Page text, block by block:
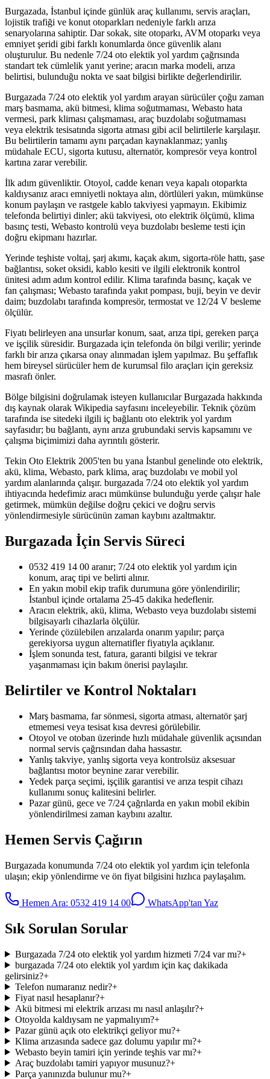
Burgazada, İstanbul içinde günlük araç kullanımı, servis araçları,
lojistik trafiği ve konut otoparkları nedeniyle farklı arıza
senaryolarına sahiptir. Dar sokak, site otoparkı, AVM otoparkı veya
emniyet şeridi gibi farklı konumlarda önce güvenlik alanı
oluşturulur. Bu nedenle 7/24 oto elektik yol yardım çağrısında
standart tek cümlelik yanıt yerine; aracın marka modeli, arıza
belirtisi, bulunduğu nokta ve saat bilgisi birlikte değerlendirilir.
Burgazada 7/24 oto elektik yol yardım arayan sürücüler çoğu zaman
marş basmama, akü bitmesi, klima soğutmaması, Webasto hata
vermesi, park kliması çalışmaması, araç buzdolabı soğutmaması
veya elektrik tesisatında sigorta atması gibi acil belirtilerle karşılaşır.
Bu belirtilerin tamamı aynı parçadan kaynaklanmaz; yanlış
müdahale ECU, sigorta kutusu, alternatör, kompresör veya kontrol
kartına zarar verebilir.
İlk adım güvenliktir. Otoyol, cadde kenarı veya kapalı otoparkta
kaldıysanız aracı emniyetli noktaya alın, dörtlüleri yakın, mümkünse
konum paylaşın ve rastgele kablo takviyesi yapmayın. Ekibimiz
telefonda belirtiyi dinler; akü takviyesi, oto elektrik ölçümü, klima
basınç testi, Webasto kontrolü veya buzdolabı besleme testi için
doğru ekipmanı hazırlar.
Yerinde teşhiste voltaj, şarj akımı, kaçak akım, sigorta-röle hattı, şase
bağlantısı, soket oksidi, kablo kesiti ve ilgili elektronik kontrol
ünitesi adım adım kontrol edilir. Klima tarafında basınç, kaçak ve
fan çalışması; Webasto tarafında yakıt pompası, buji, beyin ve devir
daim; buzdolabı tarafında kompresör, termostat ve 12/24 V besleme
ölçülür.
Fiyatı belirleyen ana unsurlar konum, saat, arıza tipi, gereken parça
ve işçilik süresidir. Burgazada için telefonda ön bilgi verilir; yerinde
farklı bir arıza çıkarsa onay alınmadan işlem yapılmaz. Bu şeffaflık
hem bireysel sürücüler hem de kurumsal filo araçları için gereksiz
masrafı önler.
Bölge bilgisini doğrulamak isteyen kullanıcılar Burgazada hakkında
dış kaynak olarak Wikipedia sayfasını inceleyebilir. Teknik çözüm
tarafında ise sitedeki ilgili iç bağlantı oto elektrik yol yardım
sayfasıdır; bu bağlantı, aynı arıza grubundaki servis kapsamını ve
çalışma biçimimizi daha ayrıntılı gösterir.
Tekin Oto Elektrik 2005'ten bu yana İstanbul genelinde oto elektrik,
akü, klima, Webasto, park klima, araç buzdolabı ve mobil yol
yardım alanlarında çalışır. burgazada 7/24 oto elektik yol yardım
ihtiyacında hedefimiz aracı mümkünse bulunduğu yerde çalışır hale
getirmek, mümkün değilse doğru çekici ve doğru servis
yönlendirmesiyle sürücünün zaman kaybını azaltmaktır.
Burgazada İçin Servis Süreci
0532 419 14 00 aranır; 7/24 oto elektik yol yardım için
konum, araç tipi ve belirti alınır.
En yakın mobil ekip trafik durumuna göre yönlendirilir;
İstanbul içinde ortalama 25-45 dakika hedeflenir.
Aracın elektrik, akü, klima, Webasto veya buzdolabı sistemi
bilgisayarlı cihazlarla ölçülür.
Yerinde çözülebilen arızalarda onarım yapılır; parça
gerekiyorsa uygun alternatifler fiyatıyla açıklanır.
İşlem sonunda test, fatura, garanti bilgisi ve tekrar
yaşanmaması için bakım önerisi paylaşılır.
Belirtiler ve Kontrol Noktaları
Marş basmama, far sönmesi, sigorta atması, alternatör şarj
etmemesi veya tesisat kısa devresi görülebilir.
Otoyol ve otoban üzerinde hızlı müdahale güvenlik açısından
normal servis çağrısından daha hassastır.
Yanlış takviye, yanlış sigorta veya kontrolsüz aksesuar
bağlantısı motor beynine zarar verebilir.
Yedek parça seçimi, işçilik garantisi ve arıza tespit cihazı
kullanımı sonuç kalitesini belirler.
Pazar günü, gece ve 7/24 çağrılarda en yakın mobil ekibin
yönlendirilmesi zaman kaybını azaltır.
Hemen Servis Çağırın
Burgazada konumunda 7/24 oto elektik yol yardım için telefonla
ulaşın; ekip yönlendirme ve ön fiyat bilgisini hızlıca paylaşalım.
Hemen Ara: 0532 419 14 00 WhatsApp'tan Yaz
Sık Sorulan Sorular
Burgazada 7/24 oto elektik yol yardım hizmeti 7/24 var mı?+
burgazada 7/24 oto elektik yol yardım için kaç dakikada
gelirsiniz?+
Telefon numaranız nedir?+
Fiyat nasıl hesaplanır?+
Akü bitmesi mi elektrik arızası mı nasıl anlaşılır?+
Otoyolda kaldıysam ne yapmalıyım?+
Pazar günü açık oto elektrikçi geliyor mu?+
Klima arızasında sadece gaz dolumu yapılır mı?+
Webasto beyin tamiri için yerinde teşhis var mı?+
Araç buzdolabı tamiri yapıyor musunuz?+
Parça yanınızda bulunur mu?+